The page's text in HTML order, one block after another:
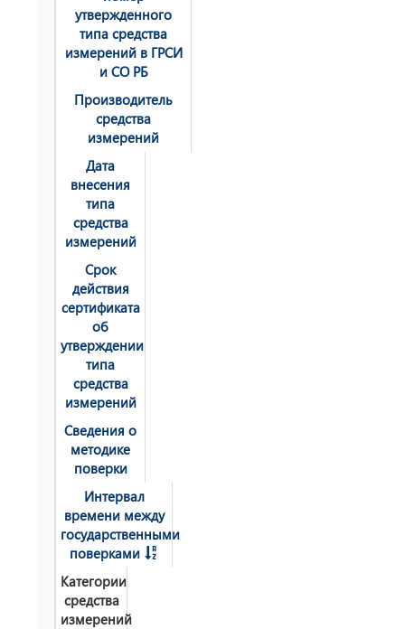
утвержденного
типа средства
измерений в ГРСИ
и СО РБ
Производитель
средства
измерений
Дата
внесения
типа
средства
измерений
Срок
действия
сертификата
об
утверждении
типа
средства
измерений
Сведения о
методике
поверки
Интервал
времени между
государственными
поверками
Категории
средства
измерений